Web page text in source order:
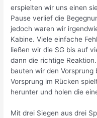
erspielten wir uns einen
Pause verlief die
jedoch waren wir
Kabine. Viele einfache
ließen wir die SG bis auf
dann die richtige
bauten wir den
Vorsprung im Rücken
herunter und holen die
Mit drei Siegen aus drei